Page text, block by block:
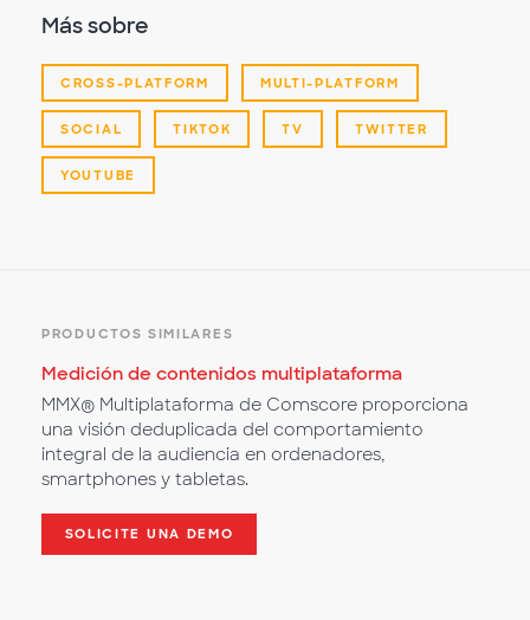
Más sobre
CROSS-PLATFORM MULTI-PLATFORM
SOCIAL TIKTOK TV TWITTER
YOUTUBE
PRODUCTOS SIMILARES
Medición de contenidos multiplataforma
MMX® Multiplataforma de Comscore proporciona
una visión deduplicada del comportamiento
integral de la audiencia en ordenadores,
smartphones y tabletas.
SOLICITE UNA DEMO